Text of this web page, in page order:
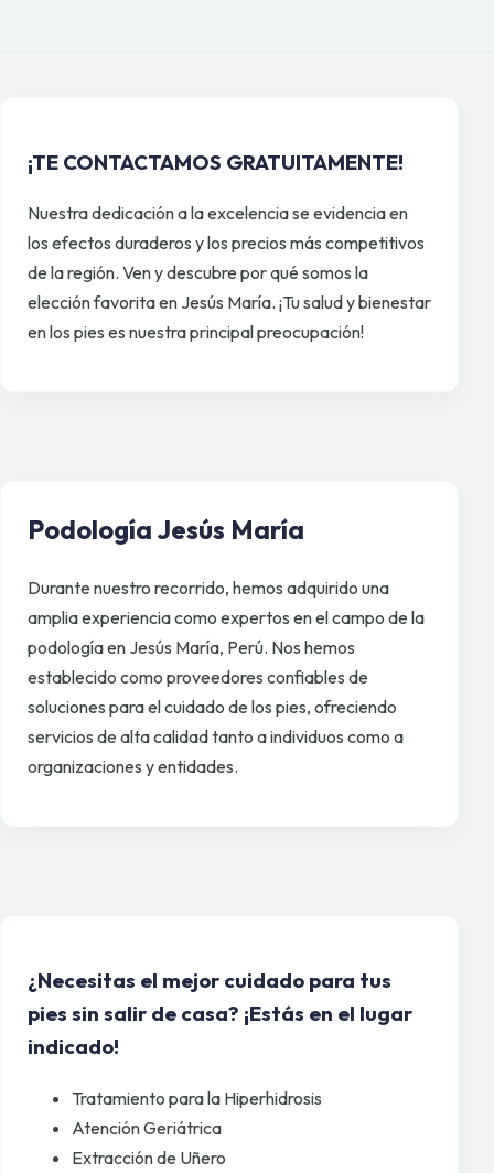
¡TE CONTACTAMOS GRATUITAMENTE!
Nuestra dedicación a la excelencia se evidencia en
los efectos duraderos y los precios más competitivos
de la región. Ven y descubre por qué somos la
elección favorita en Jesús María. ¡Tu salud y bienestar
en los pies es nuestra principal preocupación!
Podología Jesús María
Durante nuestro recorrido, hemos adquirido una
amplia experiencia como expertos en el campo de la
podología en Jesús María, Perú. Nos hemos
establecido como proveedores confiables de
soluciones para el cuidado de los pies, ofreciendo
servicios de alta calidad tanto a individuos como a
organizaciones y entidades.
¿Necesitas el mejor cuidado para tus
pies sin salir de casa? ¡Estás en el lugar
indicado!
Tratamiento para la Hiperhidrosis
Atención Geriátrica
Extracción de Uñero